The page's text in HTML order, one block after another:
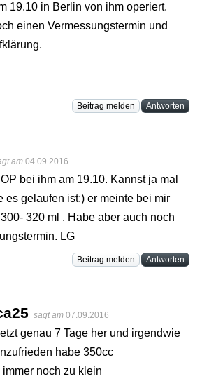
19.10 in Berlin von ihm operiert.
einen Vermessungstermin und
Beitrag melden Antworten
am 04.09.2016
bei ihm am 19.10. Kannst ja mal
es gelaufen ist:) er meinte bei mir
320 ml . Habe aber auch noch
LG
Beitrag melden Antworten
sagt am 07.09.2016
genau 7 Tage her und irgendwie
habe 350cc
noch zu klein